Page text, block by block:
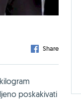
Share
poskakivati